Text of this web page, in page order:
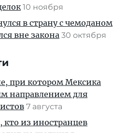
10 ноября
в страну с чемоданом
вне закона 30 октября
при котором Мексика
направлением для
7 августа
кто из иностранцев